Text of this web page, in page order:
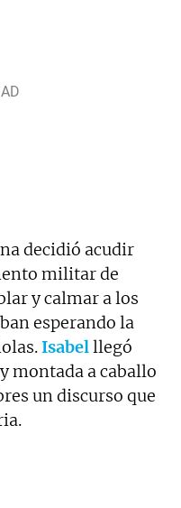
decidió acudir
militar de
y calmar a los
esperando la
Isabelllegó
y montada a caballo
un discurso que